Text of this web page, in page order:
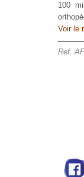
100
Voir le
Ref.